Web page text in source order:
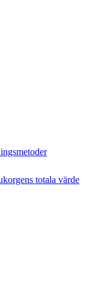
totala värde